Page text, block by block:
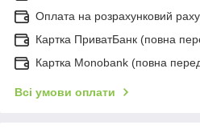
Оплата на розрахунковий
Картка ПриватБанк (повна
Картка Monobank (повна
Всі умови оплати